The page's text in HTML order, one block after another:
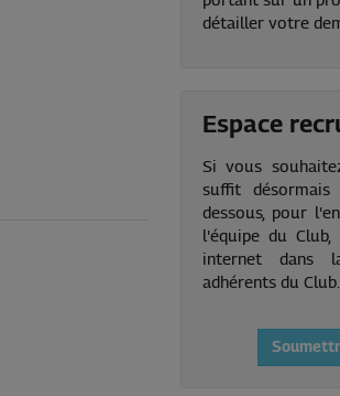
détailler votre
Espace
Si vous
suffit
dessous, pour
l'équipe du
internet dans
adhérents du Club.